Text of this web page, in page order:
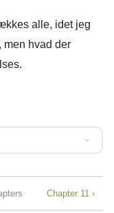
alle, idet jeg
men hvad der
Chapter 11 ›